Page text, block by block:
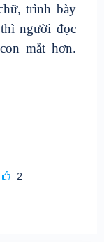
trình bày
người đọc
mắt hơn.
2